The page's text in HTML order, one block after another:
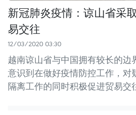
新冠肺炎疫情：谅山省采
易交往
12/03/2020 03:30
越南谅山省与中国拥有较长的边
意识到在做好疫情防控工作，对
隔离工作的同时积极促进贸易交